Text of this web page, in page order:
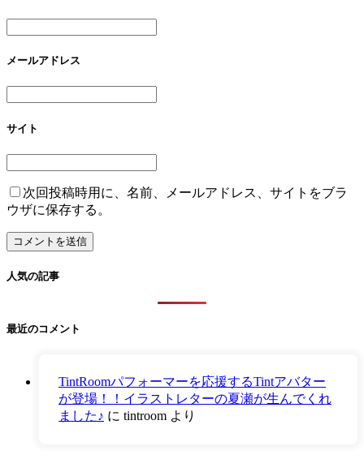
メールアドレス
サイト
次回投稿時用に、名前、メールアドレス、サイトをブラ
ウザに保存する。
人気の記事
最近のコメント
TintRoomパフォーマーを応援するTintアバター
が登場！！イラストレターの夏瀬が生んでくれ
ました♪ に tintroom より